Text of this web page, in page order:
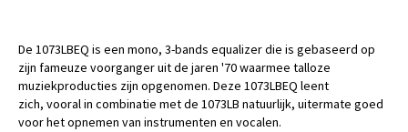
De 1073LBEQ is een mono, 3-bands equalizer die is gebaseerd op
zijn fameuze voorganger uit de jaren '70 waarmee talloze
muziekproducties zijn opgenomen. Deze 1073LBEQ leent
zich, vooral in combinatie met de 1073LB natuurlijk, uitermate goed
voor het opnemen van instrumenten en vocalen.